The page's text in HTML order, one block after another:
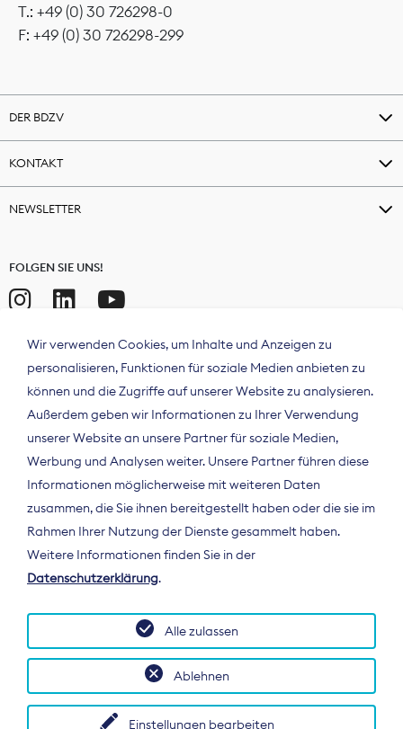
T.: +49 (0) 30 726298-0
F: +49 (0) 30 726298-299
DER BDZV
KONTAKT
NEWSLETTER
FOLGEN SIE UNS!
Der Bundesverband Digitalpublisher und
Zeitungsverleger (BDZV) vertritt als
Spitzenorganisation die Interessen der
Deutschland und auf EU-Ebene.
Wir verwenden Cookies, um Inhalte und Anzeigen zu
personalisieren, Funktionen für soziale Medien anbieten zu
können und die Zugriffe auf unserer Website zu analysieren.
Außerdem geben wir Informationen zu Ihrer Verwendung
unserer Website an unsere Partner für soziale Medien,
Werbung und Analysen weiter. Unsere Partner führen diese
Informationen möglicherweise mit weiteren Daten
zusammen, die Sie ihnen bereitgestellt haben oder die sie im
Rahmen Ihrer Nutzung der Dienste gesammelt haben.
Weitere Informationen finden Sie in der
Datenschutzerklärung.
Einstellungen bearbeiten
Ablehnen
Alle zulassen